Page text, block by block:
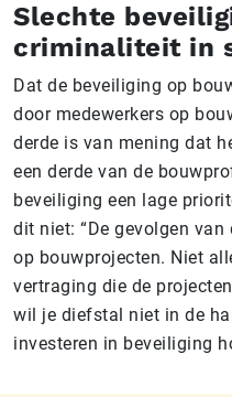
Slechte
criminaliteit in
Dat de beveiliging op
door medewerkers op
derde is van mening dat
een derde van de
beveiliging een lage
dit niet: “De gevolgen
op bouwprojecten. Niet
vertraging die de
wil je diefstal niet in de
investeren in beveiliging